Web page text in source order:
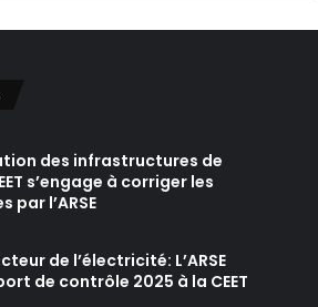
des infrastructures de
s’engage à corriger les
par l’ARSE
de l’électricité: L’ARSE
de contrôle 2025 à la CEET